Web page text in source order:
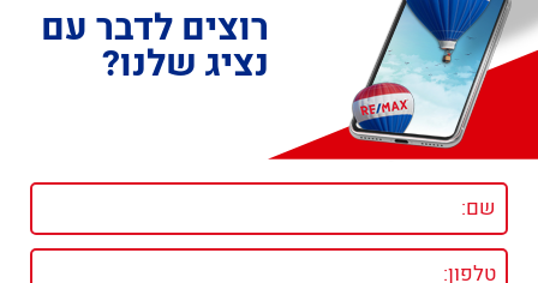
רוצים לדבר עם
נציג שלנו?